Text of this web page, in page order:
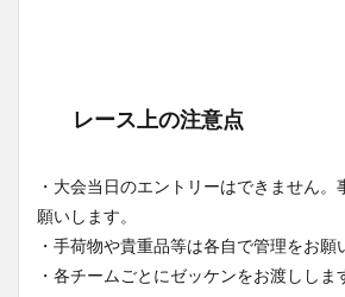
レース上の注意点
・大会当日のエントリーはできません。
願いします。
・手荷物や貴重品等は各自で管理をお願
・各チームごとにゼッケンをお渡ししま